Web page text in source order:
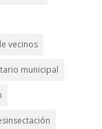
vecinos
municipal